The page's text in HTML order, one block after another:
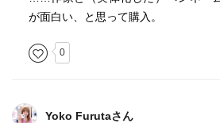
が面白い、と思って購入。
0
Yoko Furutaさん